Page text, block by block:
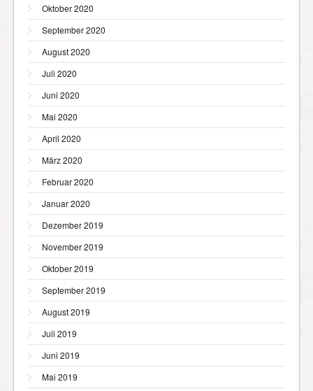
Oktober 2020
September 2020
August 2020
Juli 2020
Juni 2020
Mai 2020
April 2020
März 2020
Februar 2020
Januar 2020
Dezember 2019
November 2019
Oktober 2019
September 2019
August 2019
Juli 2019
Juni 2019
Mai 2019